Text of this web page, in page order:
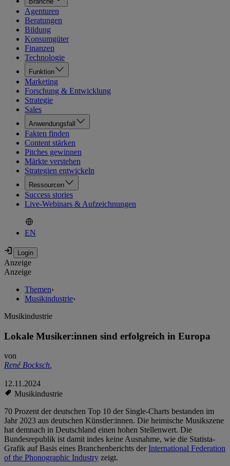
Agenturen
Beratungen
Bildung
Konsumgüter
Finanzen
Technologie
Funktion
Marketing
Forschung & Entwicklung
Strategie
Sales
Anwendungsfall
Fakten finden
Content stärken
Pitches gewinnen
Märkte verstehen
Strategien entwickeln
Ressourcen
Success stories
Live-Webinars & Aufzeichnungen
EN
Anzeige
Anzeige
Themen›
Musikindustrie›
Musikindustrie
Lokale Musiker:innen sind erfolgreich in Europa
von
René Bocksch,
12.11.2024
Musikindustrie
70 Prozent der deutschen Top 10 der Single-Charts bestanden im
Jahr 2023 aus deutschen Künstler:innen. Die heimische Musikszene
hat demnach in Deutschland einen hohen Stellenwert. Die
Bundesrepublik ist damit indes keine Ausnahme, wie die Statista-
Grafik auf Basis eines Branchenberichts derInternational Federation
of the Phonographic Industry zeigt.